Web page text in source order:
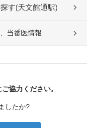
す(天文館通駅)
当番医情報
協力ください。
したか?